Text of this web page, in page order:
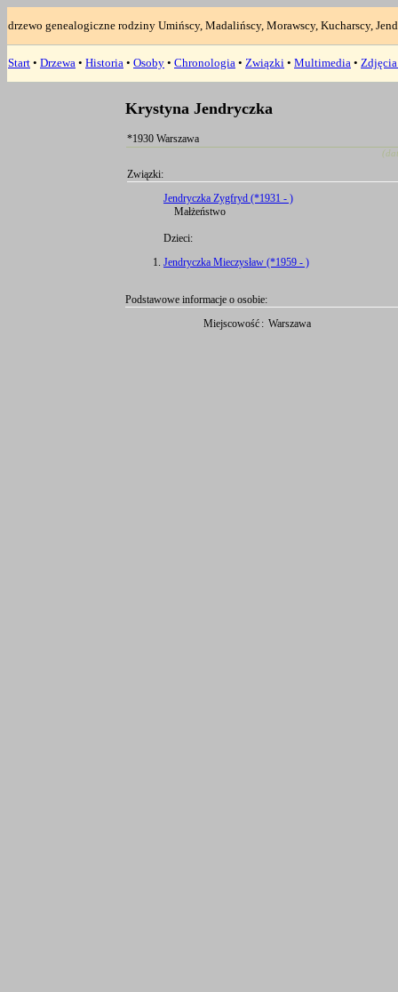
drzewo genealogiczne rodziny Umińscy, Madalińscy, Morawscy, Kucharscy,
Start • Drzewa • Historia • Osoby • Chronologia • Związki • Multimedia •
Krystyna Jendryczka
*1930 Warszawa
Związki:
Jendryczka Zygfryd (*1931 - )
Małżeństwo
Dzieci:
Jendryczka Mieczysław (*1959 - )
Podstawowe informacje o osobie:
Miejscowość : Warszawa